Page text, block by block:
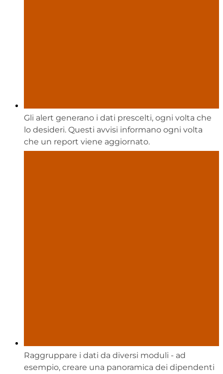
Gli alert generano i dati prescelti, ogni volta che
lo desideri. Questi avvisi informano ogni volta
che un report viene aggiornato.
Raggruppare i dati da diversi moduli - ad
esempio, creare una panoramica dei dipendenti